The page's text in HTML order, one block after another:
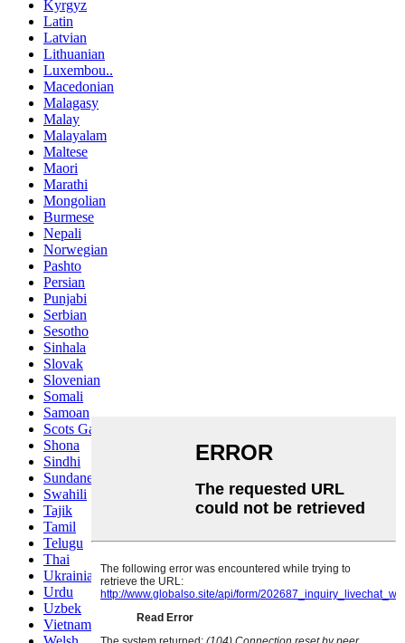
Kyrgyz
Latin
Latvian
Lithuanian
Luxembou..
Macedonian
Malagasy
Malay
Malayalam
Maltese
Maori
Marathi
Mongolian
Burmese
Nepali
Norwegian
Pashto
Persian
Punjabi
Serbian
Sesotho
Sinhala
Slovak
Slovenian
Somali
Samoan
Scots Gaelic
Shona
Sindhi
Sundanese
Swahili
Tajik
Tamil
Telugu
Thai
Ukrainian
Urdu
Uzbek
Vietnamese